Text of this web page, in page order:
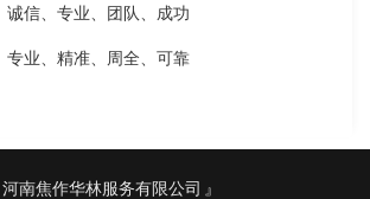
诚信、专业、团队、成功
专业、精准、周全、可靠
河南焦作华林服务有限公司